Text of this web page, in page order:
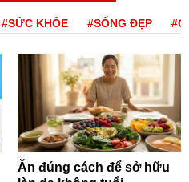
#SỨC KHỎE #SỐNG ĐẸP
Ăn đúng cách để sở hữu